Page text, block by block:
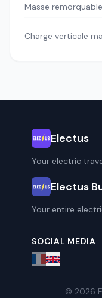
Masse
Charge verticale
Electus
Your electric
Electus
Your entire
SOCIAL MEDIA
© 2026